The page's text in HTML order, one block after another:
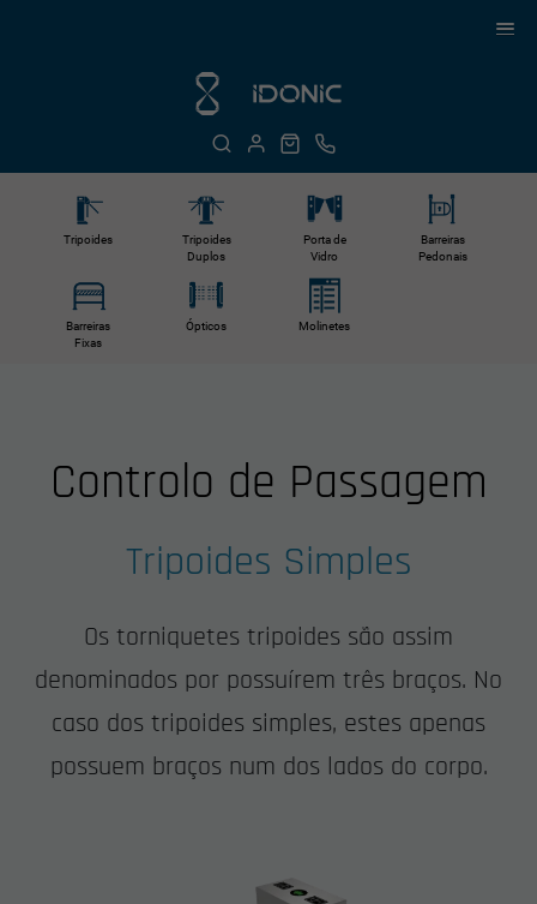
Tripoides
Tripoides
Duplos
Porta de
Vidro
Barreiras
Pedonais
Barreiras
Fixas
Ópticos Molinetes
Controlo de Passagem
Tripoides Simples
Os torniquetes tripoides são assim
denominados por possuírem três braços. No
caso dos tripoides simples, estes apenas
possuem braços num dos lados do corpo.